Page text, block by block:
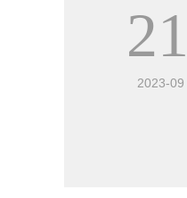
21
2023-09